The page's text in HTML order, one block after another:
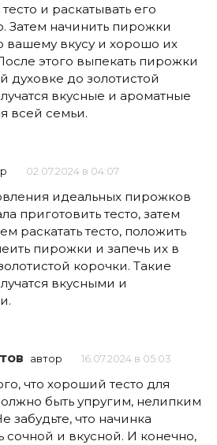
и раскатывать его
Затем начинить пирожки
вашему вкусу и хорошо их
этого выпекать пирожки
духовке до золотистой
вкусные и ароматные
всей семьи.
02.07.2024 в 04:07
идеальных пирожков
приготовить тесто, затем
раскатать тесто, положить
пирожки и запечь их в
корочки. Такие
вкусными и
автор 16.07.2024 в 05:03
что хороший тесто для
быть упругим, нелипким
забудьте, что начинка
сочной и вкусной. И конечно,